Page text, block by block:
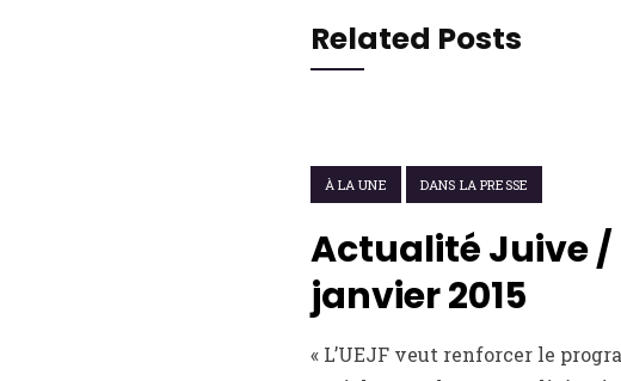
Related Posts
À LA UNE DANS LA PRESSE
Actualité Juive /
janvier 2015
« L’UEJF veut renforcer le